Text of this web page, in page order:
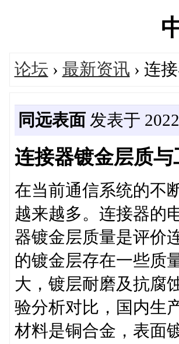
论坛 › 最新资讯 › 连
同远表面发表于
连接器镀金层质与
在当前通信系统的不
越来越多。连接器的
器镀金层质量是评价
的镀金层存在一些质
大，镀层耐磨及抗腐
验分析对比，国内生
材料是铜合金，表面